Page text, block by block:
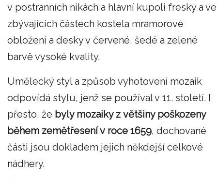
v postranních nikách a hlavní kupoli fresky a ve
zbývajících částech kostela mramorové
obložení a desky v červené, šedé a zelené
barvě vysoké kvality.
Umělecký styl a způsob vyhotovení mozaik
odpovídá stylu, jenž se používal v 11. století. I
přesto, že byly mozaiky z většiny poškozeny
během zemětřesení v roce 1659, dochované
části jsou dokladem jejich někdejší celkové
nádhery.